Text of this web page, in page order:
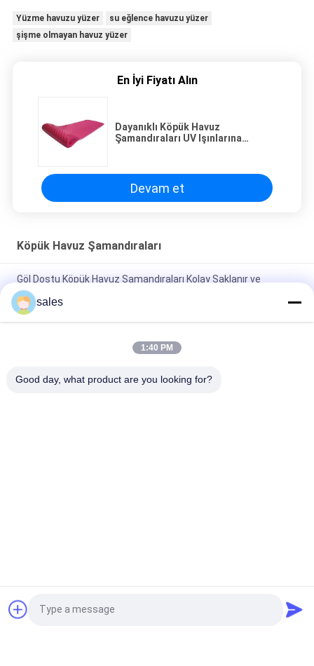
Yüzme havuzu yüzer
su eğlence havuzu yüzer
şişme olmayan havuz yüzer
En İyi Fiyatı Alın
Dayanıklı Köpük Havuz
Şamandıraları UV Işınlarına
Devam et
Köpük Havuz Şamandıraları
Göl Dostu Köpük Havuz Şamandıraları Kolay Saklanır ve
Katlanabilir Rahatlama İçin
Göl Tatilinde Mutlaka Olmalı Yüzen Köpükli Havuz Koltukları En
Son Rahatlama Deneyimi İçin
Saklaması Kolay Yaz Rahatlaması İçin Mükemmel
Cankurtaran
Kurtarma Tüpü
sales
1:40 PM
Good day, what product are you looking for?